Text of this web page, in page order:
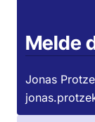
Melde
Jonas